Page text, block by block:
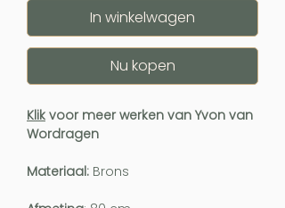
In winkelwagen
Nu kopen
Klik voor meer werken van Yvon van
Wordragen
Materiaal: Brons